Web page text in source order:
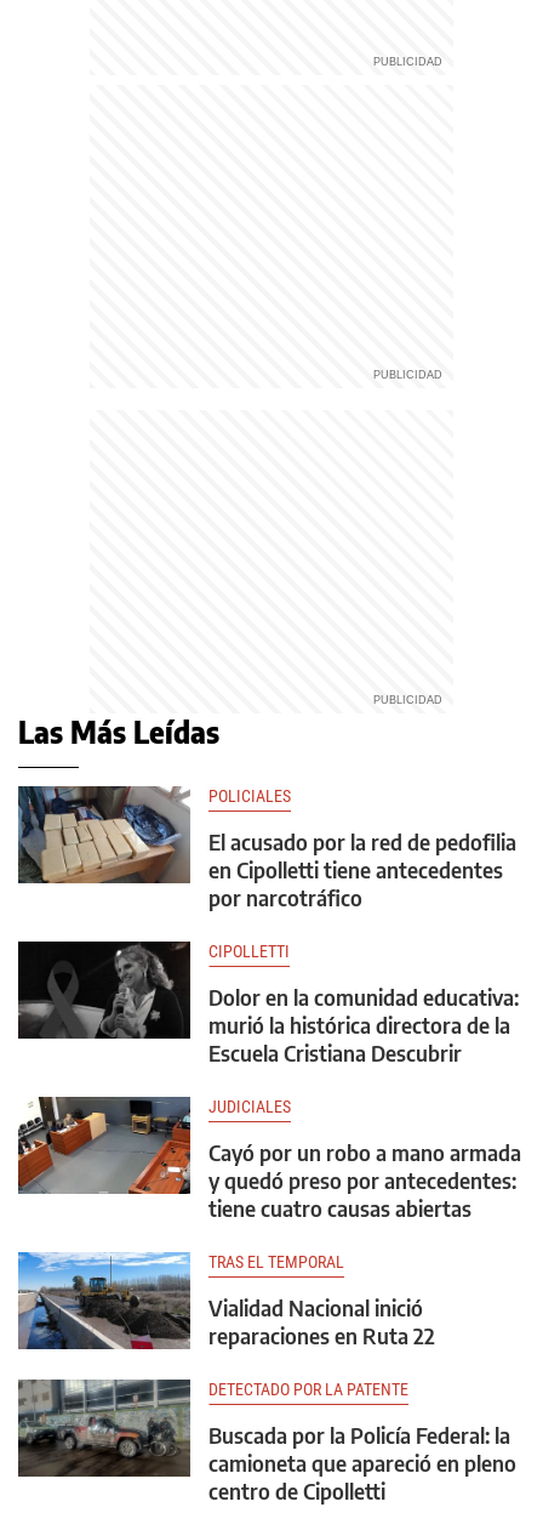
Las Más Leídas
POLICIALES
El acusado por la red de pedofilia
en Cipolletti tiene antecedentes
por narcotráfico
CIPOLLETTI
Dolor en la comunidad educativa:
murió la histórica directora de la
Escuela Cristiana Descubrir
JUDICIALES
Cayó por un robo a mano armada
y quedó preso por antecedentes:
tiene cuatro causas abiertas
TRAS EL TEMPORAL
Vialidad Nacional inició
reparaciones en Ruta 22
DETECTADO POR LA PATENTE
Buscada por la Policía Federal: la
camioneta que apareció en pleno
centro de Cipolletti